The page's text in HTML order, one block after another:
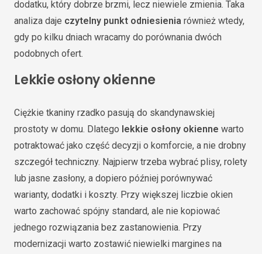
dodatku, który dobrze brzmi, lecz niewiele zmienia. Taka
analiza daje czytelny punkt odniesienia również wtedy,
gdy po kilku dniach wracamy do porównania dwóch
podobnych ofert.
Lekkie osłony okienne
Ciężkie tkaniny rzadko pasują do skandynawskiej
prostoty w domu. Dlatego lekkie osłony okienne warto
potraktować jako część decyzji o komforcie, a nie drobny
szczegół techniczny. Najpierw trzeba wybrać plisy, rolety
lub jasne zasłony, a dopiero później porównywać
warianty, dodatki i koszty. Przy większej liczbie okien
warto zachować spójny standard, ale nie kopiować
jednego rozwiązania bez zastanowienia. Przy
modernizacji warto zostawić niewielki margines na